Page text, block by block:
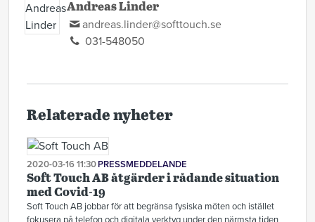
Andreas Linder
andreas.linder@softtouch.se
031-548050
Relaterade nyheter
2020-03-16 11:30PRESSMEDDELANDE
Soft Touch AB åtgärder i rådande situation
med Covid-19
Soft Touch AB jobbar för att begränsa fysiska möten och istället